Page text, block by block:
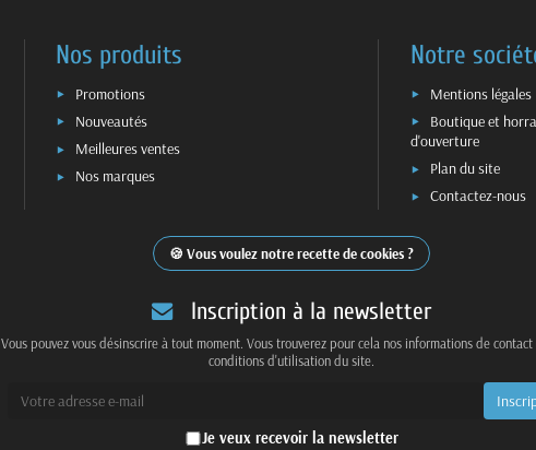
Nos produits
Promotions
Nouveautés
Meilleures ventes
Nos marques
Notre
Mentions légales
Boutique et
d'ouverture
Plan du site
Contactez-nous
Vous voulez notre recette de cookies ?
Inscription à la newsletter
Vous pouvez vous désinscrire à tout moment. Vous trouverez pour cela nos informations de
conditions d'utilisation du site.
Je veux recevoir la newsletter